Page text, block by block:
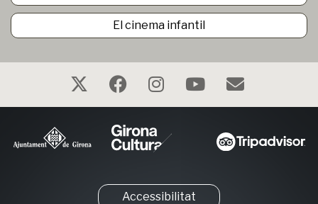
El cinema infantil
Accessibilitat